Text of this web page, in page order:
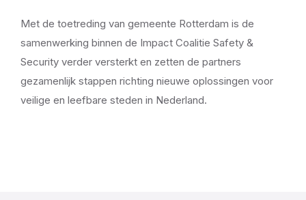
Met de toetreding van gemeente Rotterdam is de
samenwerking binnen de Impact Coalitie Safety &
Security verder versterkt en zetten de partners
gezamenlijk stappen richting nieuwe oplossingen voor
veilige en leefbare steden in Nederland.